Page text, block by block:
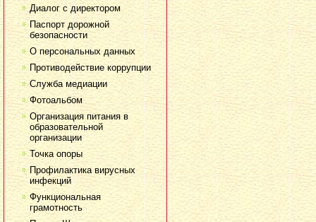
Диалог с директором
Паспорт дорожной
безопасности
О персональных данных
Противодействие коррупции
Служба медиации
Фотоальбом
Организация питания в
образовательной
организации
Точка опоры
Профилактика вирусных
инфекций
Функциональная
грамотность